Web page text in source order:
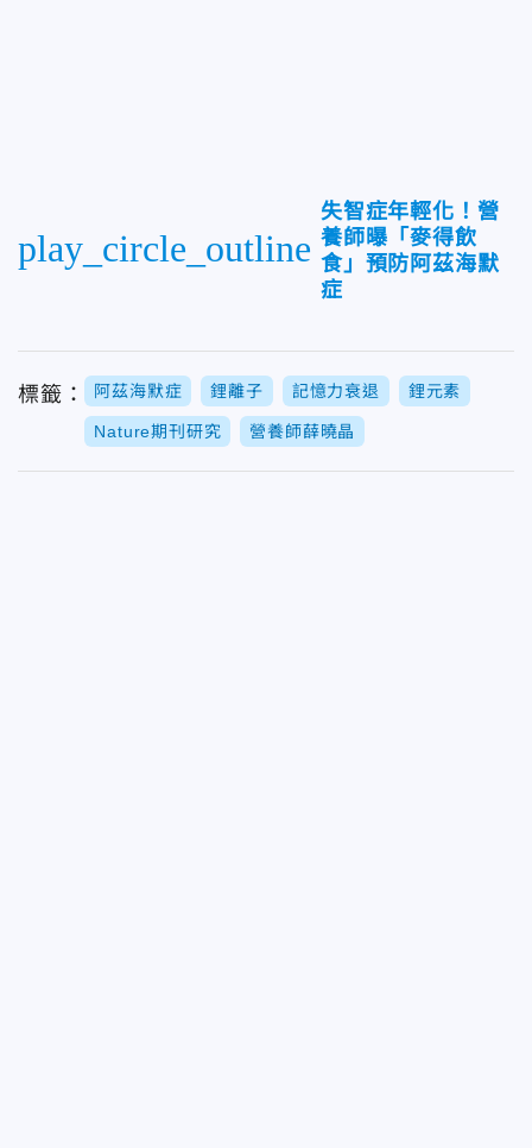
play_circle_outline
失智症年輕化！營
養師曝「麥得飲
食」預防阿茲海默
症
標籤： 阿茲海默症 鋰離子 記憶力衰退 鋰元素
Nature期刊研究 營養師薛曉晶